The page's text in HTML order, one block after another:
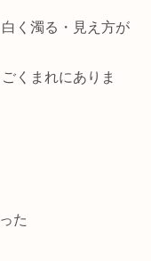
く濁る・見え方が
くまれにありま
た